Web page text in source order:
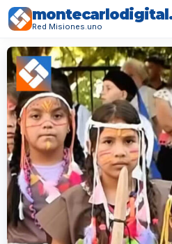
Red Misiones.uno